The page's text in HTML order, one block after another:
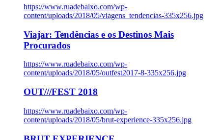
https://www.ruadebaixo.com/wp-
content/uploads/2018/05/viagens_tendencias-335x256.jpg
Viajar: Tendências e os Destinos Mais
Procurados
https://www.ruadebaixo.com/wp-
content/uploads/2018/05/outfest2017-8-335x256.jpg
OUT///FEST 2018
https://www.ruadebaixo.com/wp-
content/uploads/2018/05/brut-experience-335x256.jpg